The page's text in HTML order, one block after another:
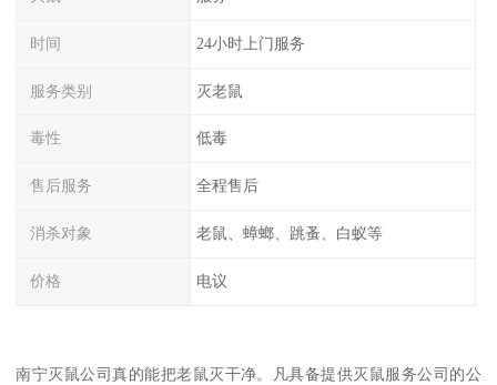
时间 24小时上门服务
服务类别 灭老鼠
毒性 低毒
售后服务 全程售后
消杀对象 老鼠、蟑螂、跳蚤、白蚁等
价格 电议
南宁灭鼠公司真的能把老鼠灭干净。凡具备提供灭鼠服务公司的公